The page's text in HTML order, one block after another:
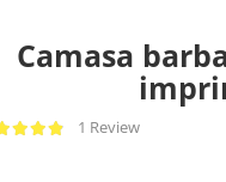
Camasa
1 Review